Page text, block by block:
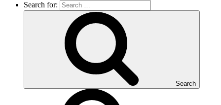
Search for:
Search